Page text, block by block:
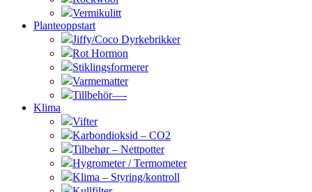
Vermikulitt
Planteoppstart
Jiffy/Coco Dyrkebrikker
Rot Hormon
Stiklingsformerer
Varmematter
Tillbehör—-
Klima
Vifter
Karbondioksid – CO2
Tilbehør – Nettpotter
Hygrometer / Termometer
Klima – Styring/kontroll